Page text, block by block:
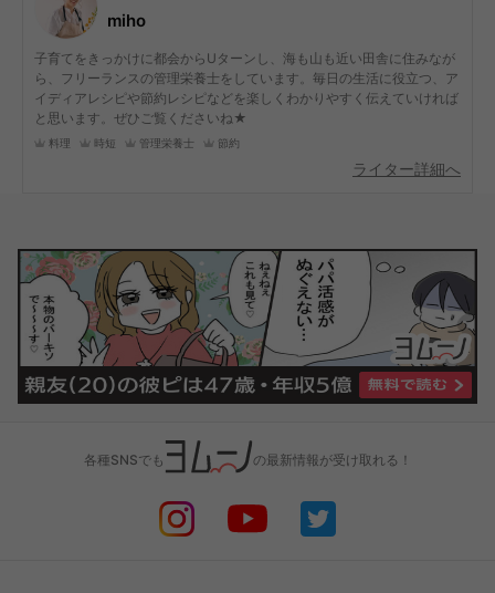
miho
子育てをきっかけに都会からUターンし、海も山も近い田舎に住みなが
ら、フリーランスの管理栄養士をしています。毎日の生活に役立つ、ア
イディアレシピや節約レシピなどを楽しくわかりやすく伝えていければ
と思います。ぜひご覧くださいね★
料理 時短 管理栄養士 節約
ライター詳細へ
各種SNSでも の最新情報が受け取れる！